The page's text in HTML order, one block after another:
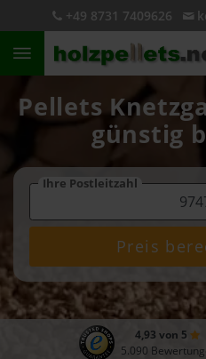
+49 8731 7409626
Pellets
günstig
Ihre Postleitzahl
Preis
4,93 von 5
5.090